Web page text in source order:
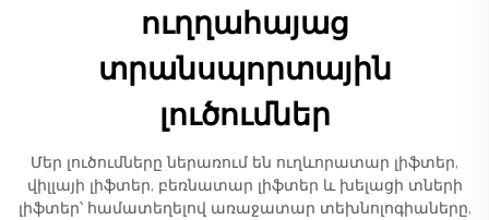
ուղղահայաց
տրանսպորտային
լուծումներ
Մեր լուծումները ներառում են ուղևորատար լիֆտեր,
վիլլայի լիֆտեր, բեռնատար լիֆտեր և խելացի տների
լիֆտեր՝ համատեղելով առաջատար տեխնոլոգիաները,